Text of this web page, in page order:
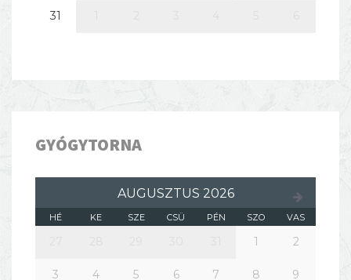
31
GYÓGYTORNA
AUGUSZTUS 2026
HÉ KE SZE CSÜ PÉN SZO VAS
1 2
3 4 5 6 7 8 9